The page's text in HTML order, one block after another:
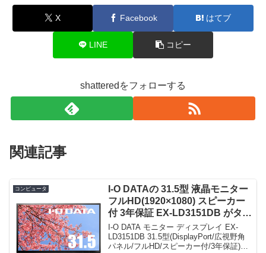
X Facebook はてブ
LINE コピー
shatteredをフォローする
関連記事
コンピュータ
I-O DATAの 31.5型 液晶モニター
フルHD(1920×1080) スピーカー
付 3年保証 EX-LD3151DB がタイ
ムセールで26,800円！
I-O DATA モニター ディスプレイ EX-
LD3151DB 31.5型(DisplayPort/広視野角
パネル/フルHD/スピーカー付/3年保証)限